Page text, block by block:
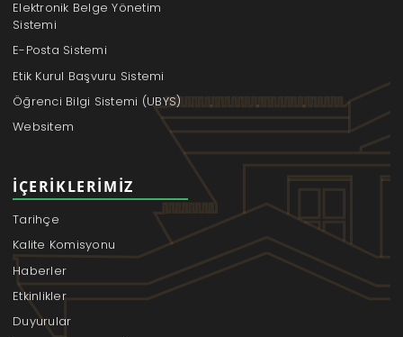
Elektronik Belge Yönetim
Sistemi
E-Posta Sistemi
Etik Kurul Başvuru Sistemi
Öğrenci Bilgi Sistemi (UBYS)
Websitem
İÇERIKLERIMIZ
Tarihçe
Kalite Komisyonu
Haberler
Etkinlikler
Duyurular